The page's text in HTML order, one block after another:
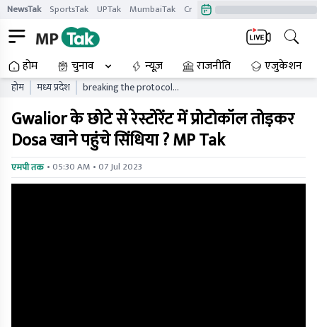
NewsTak SportsTak UPTak MumbaiTak CrimeTak
होम चुनाव न्यूज़ राजनीति एजुकेशन
होम मध्य प्रदेश
breaking the protocol
a small restaurant in
gwalior mp tak
Gwalior के छोटे से रेस्टोरेंट में प्रोटोकॉल तोड़कर
Dosa खाने पहुंचे सिंधिया ? MP Tak
एमपी तक • 05:30 AM • 07 Jul 2023